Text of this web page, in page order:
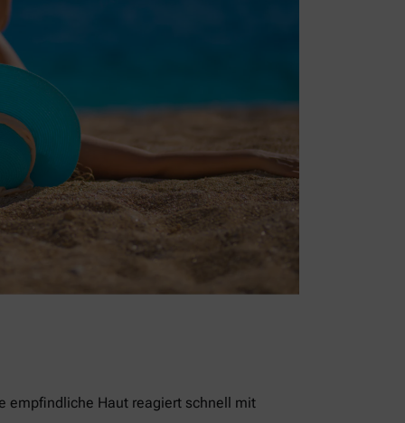
empfindliche Haut reagiert schnell mit